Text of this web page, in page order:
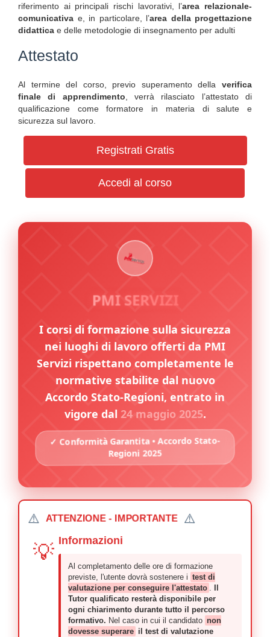
riferimento ai principali rischi lavorativi, l’area relazionale-
comunicativa e, in particolare, l’area della progettazione
didattica e delle metodologie di insegnamento per adulti
Attestato
Al termine del corso, previo superamento della verifica
finale di apprendimento , verrà rilasciato l’attestato di
qualificazione come formatore in materia di salute e
sicurezza sul lavoro.
Registrati Gratis
Accedi al corso
PMI SERVIZI
I corsi di formazione sulla sicurezza
nei luoghi di lavoro offerti da PMI
Servizi rispettano completamente le
normative stabilite dal nuovo
Accordo Stato-Regioni, entrato in
vigore dal 24 maggio 2025.
✓ Conformità Garantita • Accordo Stato-
Regioni 2025
⚠️ ATTENZIONE - IMPORTANTE ⚠️
💡 Informazioni
Al completamento delle ore di formazione
previste, l'utente dovrà sostenere i test di
valutazione per conseguire l'attestato .
Tutor qualificato resterà disponibile per
ogni chiarimento durante tutto il percorso
formativo. Nel caso in cui il candidato non
dovesse superare il test di valutazione